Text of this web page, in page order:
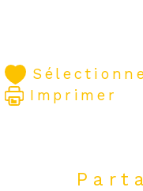
Imprimer